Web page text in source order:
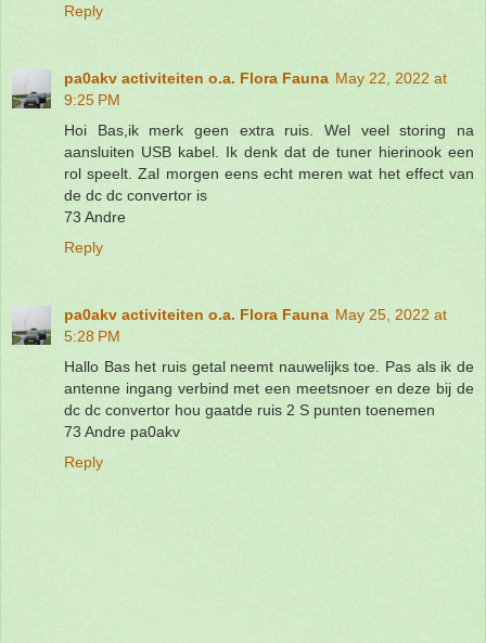
Reply
pa0akv activiteiten o.a. Flora Fauna May 22, 2022 at
9:25 PM
Hoi Bas,ik merk geen extra ruis. Wel veel storing na
aansluiten USB kabel. Ik denk dat de tuner hierinook een
rol speelt. Zal morgen eens echt meren wat het effect van
de dc dc convertor is
73 Andre
Reply
pa0akv activiteiten o.a. Flora Fauna May 25, 2022 at
5:28 PM
Hallo Bas het ruis getal neemt nauwelijks toe. Pas als ik de
antenne ingang verbind met een meetsnoer en deze bij de
dc dc convertor hou gaatde ruis 2 S punten toenemen
73 Andre pa0akv
Reply